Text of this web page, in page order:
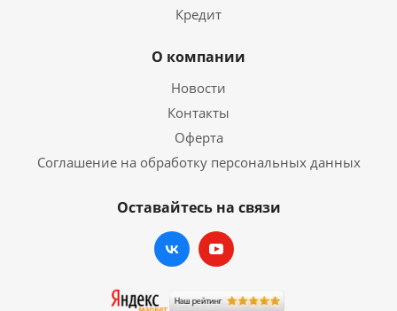
Кредит
О компании
Новости
Контакты
Оферта
Соглашение на обработку персональных данных
Оставайтесь на связи